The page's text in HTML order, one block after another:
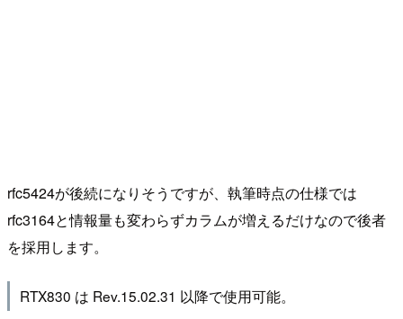
rfc5424が後続になりそうですが、執筆時点の仕様では
rfc3164と情報量も変わらずカラムが増えるだけなので後者
を採用します。
RTX830 は Rev.15.02.31 以降で使用可能。